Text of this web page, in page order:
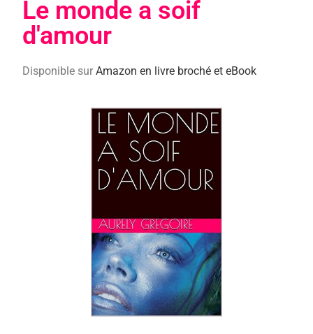
Le monde a soif
d'amour
Disponible surAmazon en livre broché et eBook